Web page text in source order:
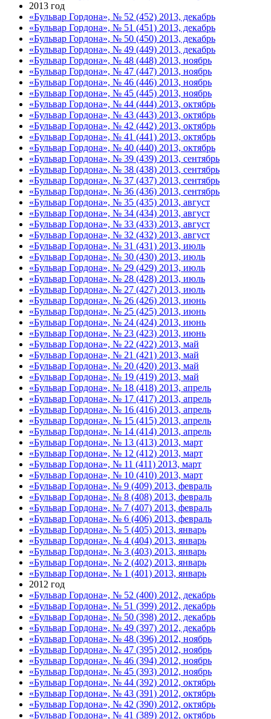
2013 год
«Бульвар Гордона», № 52 (452) 2013, декабрь
«Бульвар Гордона», № 51 (451) 2013, декабрь
«Бульвар Гордона», № 50 (450) 2013, декабрь
«Бульвар Гордона», № 49 (449) 2013, декабрь
«Бульвар Гордона», № 48 (448) 2013, ноябрь
«Бульвар Гордона», № 47 (447) 2013, ноябрь
«Бульвар Гордона», № 46 (446) 2013, ноябрь
«Бульвар Гордона», № 45 (445) 2013, ноябрь
«Бульвар Гордона», № 44 (444) 2013, октябрь
«Бульвар Гордона», № 43 (443) 2013, октябрь
«Бульвар Гордона», № 42 (442) 2013, октябрь
«Бульвар Гордона», № 41 (441) 2013, октябрь
«Бульвар Гордона», № 40 (440) 2013, октябрь
«Бульвар Гордона», № 39 (439) 2013, сентябрь
«Бульвар Гордона», № 38 (438) 2013, сентябрь
«Бульвар Гордона», № 37 (437) 2013, сентябрь
«Бульвар Гордона», № 36 (436) 2013, сентябрь
«Бульвар Гордона», № 35 (435) 2013, август
«Бульвар Гордона», № 34 (434) 2013, август
«Бульвар Гордона», № 33 (433) 2013, август
«Бульвар Гордона», № 32 (432) 2013, август
«Бульвар Гордона», № 31 (431) 2013, июль
«Бульвар Гордона», № 30 (430) 2013, июль
«Бульвар Гордона», № 29 (429) 2013, июль
«Бульвар Гордона», № 28 (428) 2013, июль
«Бульвар Гордона», № 27 (427) 2013, июль
«Бульвар Гордона», № 26 (426) 2013, июнь
«Бульвар Гордона», № 25 (425) 2013, июнь
«Бульвар Гордона», № 24 (424) 2013, июнь
«Бульвар Гордона», № 23 (423) 2013, июнь
«Бульвар Гордона», № 22 (422) 2013, май
«Бульвар Гордона», № 21 (421) 2013, май
«Бульвар Гордона», № 20 (420) 2013, май
«Бульвар Гордона», № 19 (419) 2013, май
«Бульвар Гордона», № 18 (418) 2013, апрель
«Бульвар Гордона», № 17 (417) 2013, апрель
«Бульвар Гордона», № 16 (416) 2013, апрель
«Бульвар Гордона», № 15 (415) 2013, апрель
«Бульвар Гордона», № 14 (414) 2013, апрель
«Бульвар Гордона», № 13 (413) 2013, март
«Бульвар Гордона», № 12 (412) 2013, март
«Бульвар Гордона», № 11 (411) 2013, март
«Бульвар Гордона», № 10 (410) 2013, март
«Бульвар Гордона», № 9 (409) 2013, февраль
«Бульвар Гордона», № 8 (408) 2013, февраль
«Бульвар Гордона», № 7 (407) 2013, февраль
«Бульвар Гордона», № 6 (406) 2013, февраль
«Бульвар Гордона», № 5 (405) 2013, январь
«Бульвар Гордона», № 4 (404) 2013, январь
«Бульвар Гордона», № 3 (403) 2013, январь
«Бульвар Гордона», № 2 (402) 2013, январь
«Бульвар Гордона», № 1 (401) 2013, январь
2012 год
«Бульвар Гордона», № 52 (400) 2012, декабрь
«Бульвар Гордона», № 51 (399) 2012, декабрь
«Бульвар Гордона», № 50 (398) 2012, декабрь
«Бульвар Гордона», № 49 (397) 2012, декабрь
«Бульвар Гордона», № 48 (396) 2012, ноябрь
«Бульвар Гордона», № 47 (395) 2012, ноябрь
«Бульвар Гордона», № 46 (394) 2012, ноябрь
«Бульвар Гордона», № 45 (393) 2012, ноябрь
«Бульвар Гордона», № 44 (392) 2012, октябрь
«Бульвар Гордона», № 43 (391) 2012, октябрь
«Бульвар Гордона», № 42 (390) 2012, октябрь
«Бульвар Гордона», № 41 (389) 2012, октябрь